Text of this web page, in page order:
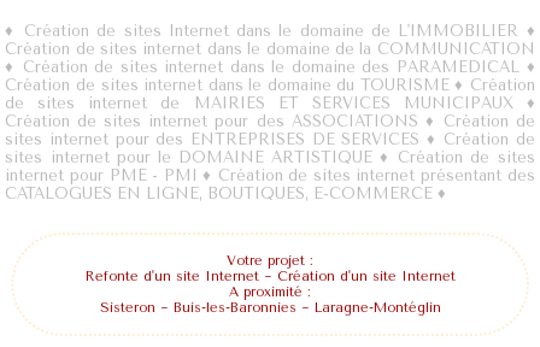
♦ Création de sites Internet dans le domaine de L'IMMOBILIER ♦
Création de sites internet dans le domaine de la COMMUNICATION
♦ Création de sites internet dans le domaine des PARAMEDICAL♦
Création de sites internet dans le domaine du TOURISME♦ Création
de sites internet de MAIRIES ET SERVICES MUNICIPAUX♦
Création de sites internet pour des ASSOCIATIONS ♦ Création de
sites internet pour des ENTREPRISES DE SERVICES ♦ Création de
sites internet pour le DOMAINE ARTISTIQUE ♦ Création de sites
internet pour PME - PMI
♦ Création de sites internet présentant des
CATALOGUES EN LIGNE, BOUTIQUES, E-COMMERCE ♦
Votre projet :
Refonte d'un site Internet~ Création d'un site Internet
A proximité :
Sisteron ~ Buis-les-Baronnies ~ Laragne-Montéglin